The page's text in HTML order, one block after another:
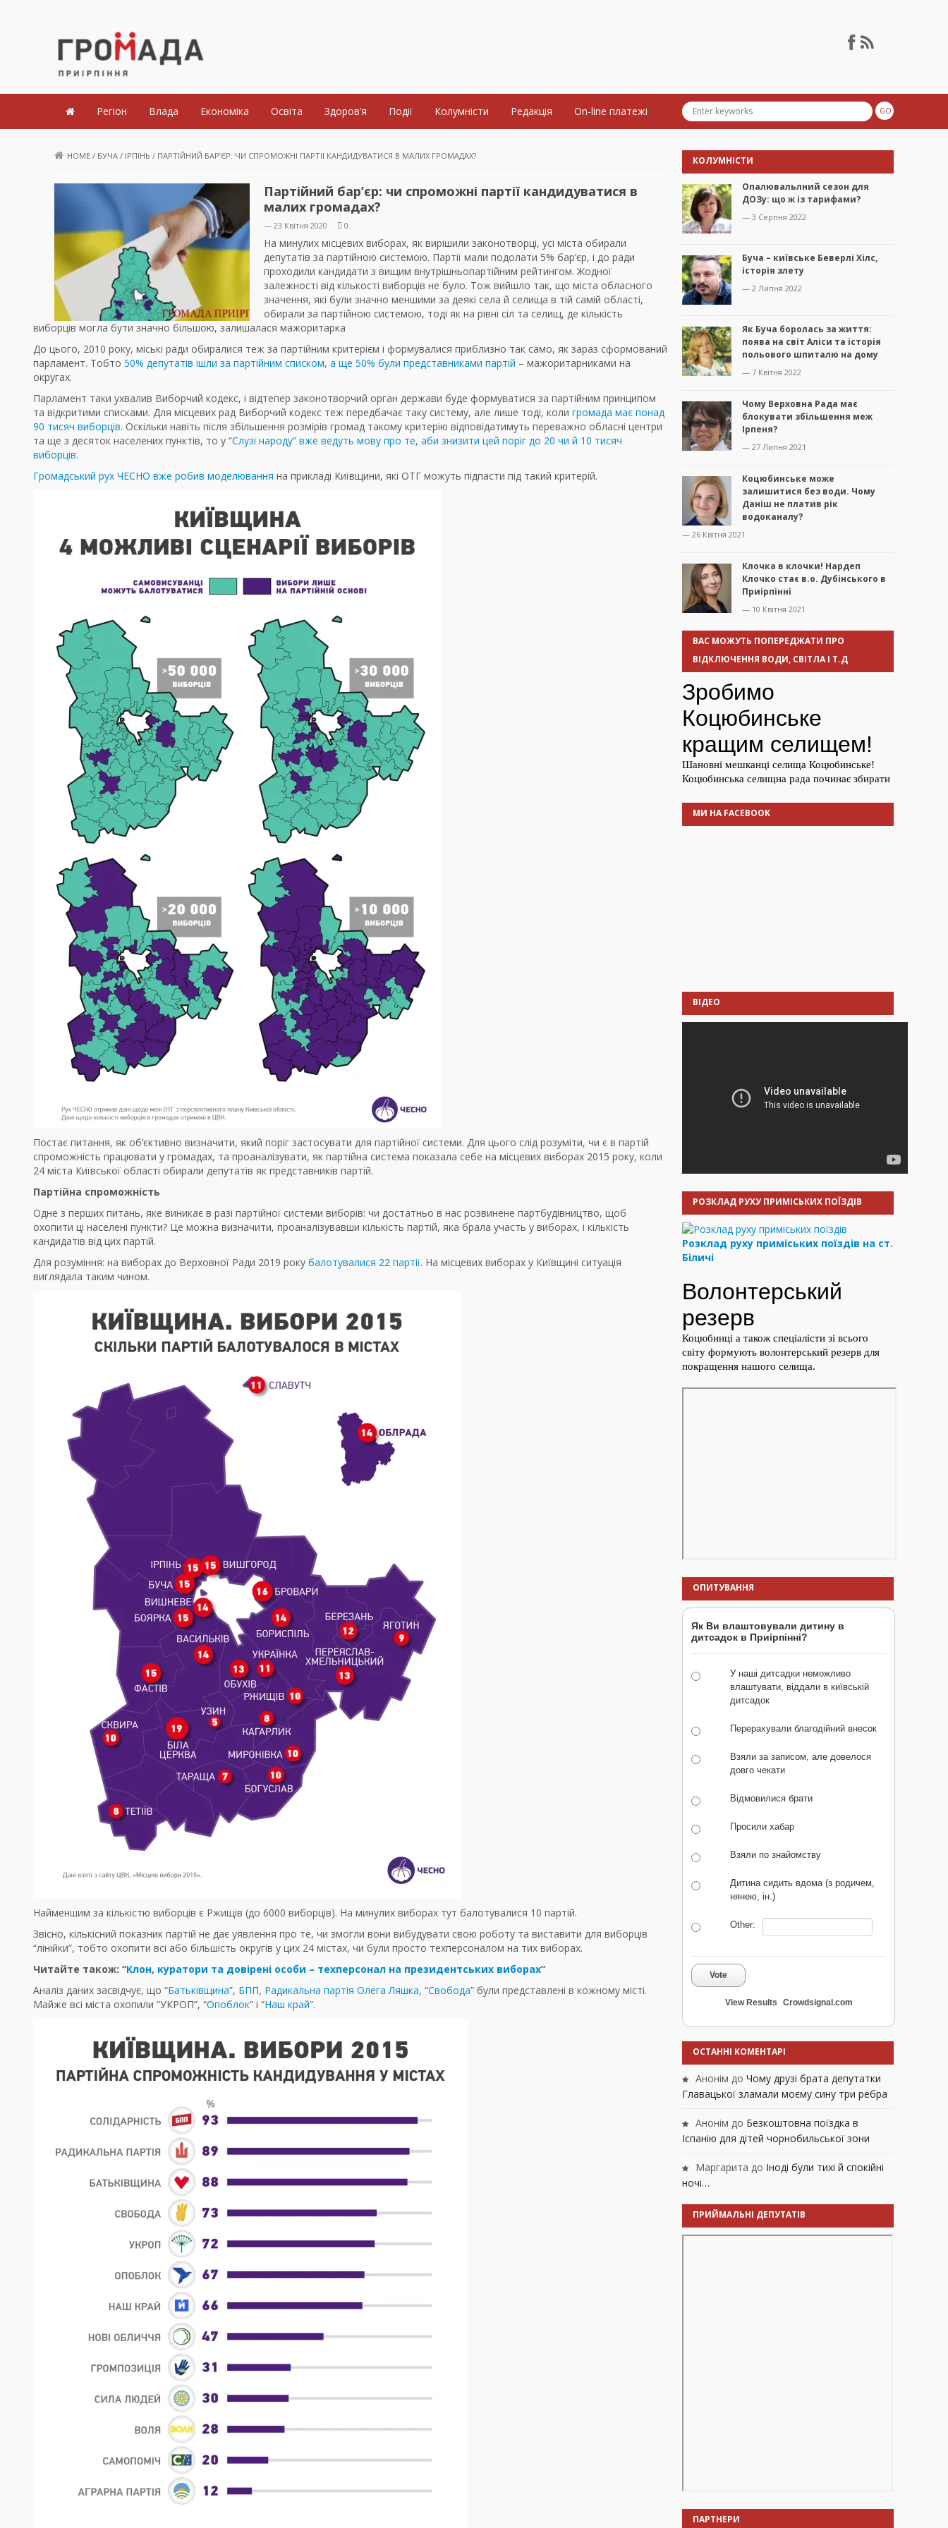
Громада Приірпіння
Регіон Влада Економіка Освіта Здоров’я Події Колумністи Редакція On-line платежі
HOME / БУЧА / ІРПІНЬ / ПАРТІЙНИЙ БАР’ЄР: ЧИ СПРОМОЖНІ ПАРТІЇ КАНДИДУВАТИСЯ В МАЛИХ ГРОМАДАХ?
Партійний бар’єр: чи спроможні партії кандидуватися в
малих громадах?
— 23 Квітня 2020 0
На минулих місцевих виборах, як вирішили законотворці, усі міста обирали
депутатів за партійною системою. Партії мали подолати 5% бар’єр, і до ради
проходили кандидати з вищим внутрішньопартійним рейтингом. Жодної
залежності від кількості виборців не було. Тож вийшло так, що міста обласного
значення, які були значно меншими за деякі села й селища в тій самій області,
обирали за партійною системою, тоді як на рівні сіл та селищ, де кількість
виборців могла бути значно більшою, залишалася мажоритарка
До цього, 2010 року, міські ради обиралися теж за партійним критерієм і формувалися приблизно так само, як зараз сформований
парламент. Тобто 50% депутатів ішли за партійним списком, а ще 50% були представниками партій – мажоритарниками на
округах.
Парламент таки ухвалив Виборчий кодекс, і відтепер законотворчий орган держави буде формуватися за партійним принципом
та відкритими списками. Для місцевих рад Виборчий кодекс теж передбачає таку систему, але лише тоді, коли громада має понад
90 тисяч виборців. Оскільки навіть після збільшення розмірів громад такому критерію відповідатимуть переважно обласні центри
та ще з десяток населених пунктів, то у “Слузі народу” вже ведуть мову про те, аби знизити цей поріг до 20 чи й 10 тисяч
виборців.
Громадський рух ЧЕСНО вже робив моделювання на прикладі Київщини, які ОТГ можуть підпасти під такий критерій.
Постає питання, як об’єктивно визначити, який поріг застосувати для партійної системи. Для цього слід розуміти, чи є в партій
спроможність працювати у громадах, та проаналізувати, як партійна система показала себе на місцевих виборах 2015 року, коли
24 міста Київської області обирали депутатів як представників партій.
Партійна спроможність
Одне з перших питань, яке виникає в разі партійної системи виборів: чи достатньо в нас розвинене партбудівництво, щоб
охопити ці населені пункти? Це можна визначити, проаналізувавши кількість партій, яка брала участь у виборах, і кількість
кандидатів від цих партій.
Для розуміння: на виборах до Верховної Ради 2019 року балотувалися 22 партії. На місцевих виборах у Київщині ситуація
виглядала таким чином.
Найменшим за кількістю виборців є Ржищів (до 6000 виборців). На минулих виборах тут балотувалися 10 партій.
Звісно, кількісний показник партій не дає уявлення про те, чи змогли вони вибудувати свою роботу та виставити для виборців
“лінійки”, тобто охопити всі або більшість округів у цих 24 містах, чи були просто техперсоналом на тих виборах.
Читайте також: “Клон, куратори та довірені особи – техперсонал на президентських виборах”
Аналіз даних засвідчує, що “Батьківщина”, БПП, Радикальна партія Олега Ляшка, “Свобода” були представлені в кожному місті.
Майже всі міста охопили “УКРОП”, “Опоблок” і “Наш край”.
КОЛУМНІСТИ
Опалювальлний сезон для
ДОЗу: що ж із тарифами?
— 3 Серпня 2022
Буча – київське Беверлі Хілс,
історія злету
— 2 Липня 2022
Як Буча боролась за життя:
поява на світ Аліси та історія
польового шпиталю на дому
— 7 Квітня 2022
Чому Верховна Рада має
блокувати збільшення меж
Ірпеня?
— 27 Липня 2021
Коцюбинське може
залишитися без води. Чому
Даніш не платив рік
водоканалу?
— 26 Квітня 2021
Клочка в клочки! Нардеп
Клочко стає в.о. Дубінського в
Приірпінні
— 10 Квітня 2021
ВАС МОЖУТЬ ПОПЕРЕДЖАТИ ПРО
ВІДКЛЮЧЕННЯ ВОДИ, СВІТЛА І Т.Д
МИ НА FACEBOOK
ВІДЕО
РОЗКЛАД РУХУ ПРИМІСЬКИХ ПОЇЗДІВ
Розклад руху приміських поїздів на ст.
Біличі
ОПИТУВАННЯ
Як Ви влаштовували дитину в
дитсадок в Приірпінні?
У наші дитсадки неможливо
влаштувати, віддали в київській
дитсадок
Перерахували благодійний внесок
Взяли за записом, але довелося
довго чекати
Відмовилися брати
Просили хабар
Взяли по знайомству
Дитина сидить вдома (з родичем,
нянею, ін.)
Other:
Vote
View Results Crowdsignal.com
ОСТАННІ КОМЕНТАРІ
Анонім до Чому друзі брата депутатки
Главацької зламали моєму сину три ребра
Анонім до Безкоштовна поїздка в
Іспанію для дітей чорнобильської зони
Маргарита до Іноді були тихі й спокійні
ночі…
ПРИЙМАЛЬНІ ДЕПУТАТІВ
ПАРТНЕРИ